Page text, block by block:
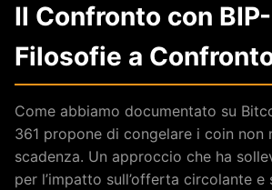
Il Confronto con
Filosofie a
Come abbiamo documentato su
361 propone di congelare i coin non
scadenza. Un approccio che ha
per l’impatto sull’offerta circolante e